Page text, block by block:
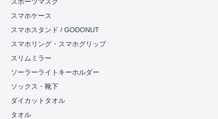
スマホケース
スマホスタンド / GODONUT
スマホリング・スマホグリップ
スリムミラー
ソーラーライトキーホルダー
ソックス・靴下
ダイカットタオル
タオル